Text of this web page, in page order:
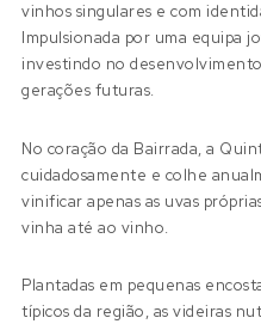
vinhos singulares e com
Impulsionada por uma equipa
investindo no
gerações futuras.
No coração da Bairrada, a
cuidadosamente e colhe
vinificar apenas as uvas
vinha até ao vinho.
Plantadas em pequenas
típicos da região, as videiras